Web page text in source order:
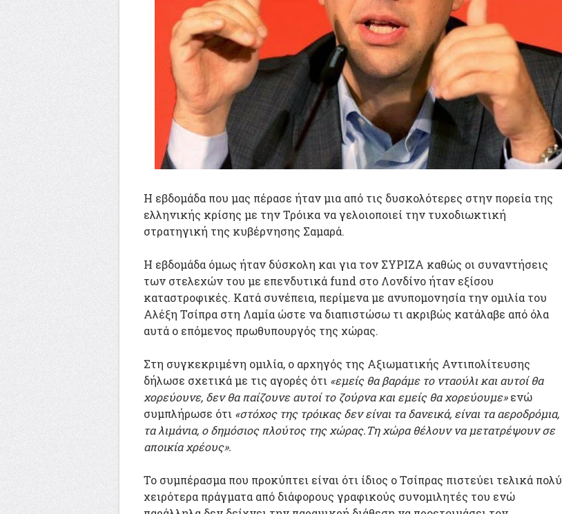
Η εβδομάδα που μας πέρασε ήταν μια από τις δυσκολότερες στην πορεία της
ελληνικής κρίσης με την Τρόικα να γελοιοποιεί την τυχοδιωκτική
στρατηγική της κυβέρνησης Σαμαρά.
Η εβδομάδα όμως ήταν δύσκολη και για τον ΣΥΡΙΖΑ καθώς οι συναντήσεις
των στελεχών του με επενδυτικά fund στο Λονδίνο ήταν εξίσου
καταστροφικές. Κατά συνέπεια, περίμενα με ανυπομονησία την ομιλία του
Αλέξη Τσίπρα στη Λαμία ώστε να διαπιστώσω τι ακριβώς κατάλαβε από όλα
αυτά ο επόμενος πρωθυπουργός της χώρας.
Στη συγκεκριμένη ομιλία, ο αρχηγός της Αξιωματικής Αντιπολίτευσης
δήλωσε σχετικά με τις αγορές ότι «εμείς θα βαράμε το νταούλι και αυτοί θα
χορεύουνε, δεν θα παίζουνε αυτοί το ζούρνα και εμείς θα χορεύουμε»ενώ
συμπλήρωσε ότι «στόχος της τρόικας δεν είναι τα δανεικά, είναι τα αεροδρόμια,
τα λιμάνια, ο δημόσιος πλούτος της χώρας.Τη χώρα θέλουν να μετατρέψουν σε
αποικία χρέους».
Το συμπέρασμα που προκύπτει είναι ότι ίδιος ο Τσίπρας πιστεύει τελικά πολύ
χειρότερα πράγματα από διάφορους γραφικούς συνομιλητές του ενώ